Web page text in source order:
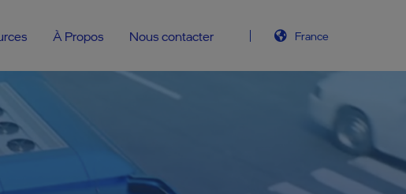
À Propos Nous contacter France